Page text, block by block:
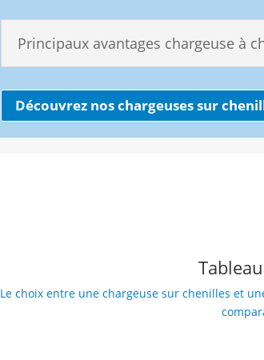
Principaux avantages chargeuse à
Découvrez nos chargeuses sur
Le choix entre une chargeuse sur chenilles et